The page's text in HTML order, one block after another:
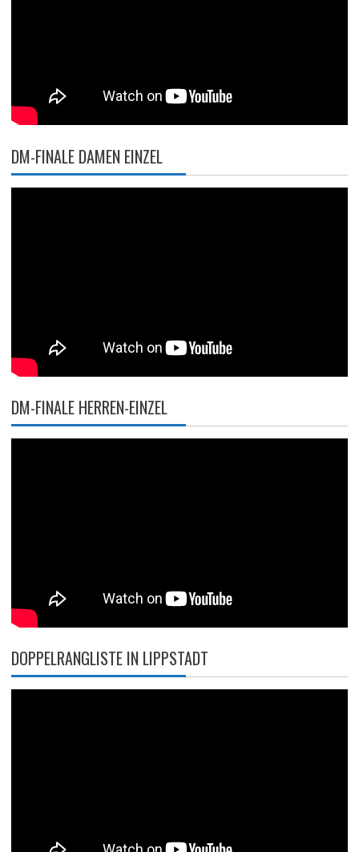
DM-FINALE DAMEN EINZEL
DM-FINALE HERREN-EINZEL
DOPPELRANGLISTE IN LIPPSTADT